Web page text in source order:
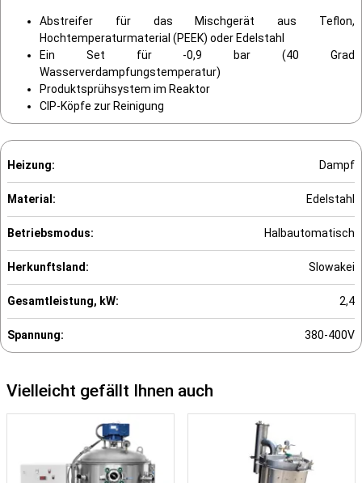
Abstreifer für das Mischgerät aus Teflon,
Hochtemperaturmaterial (PEEK) oder Edelstahl
Ein Set für -0,9 bar (40 Grad
Wasserverdampfungstemperatur)
Produktsprühsystem im Reaktor
CIP-Köpfe zur Reinigung
Heizung: Dampf
Material: Edelstahl
Betriebsmodus: Halbautomatisch
Herkunftsland: Slowakei
Gesamtleistung, kW: 2,4
Spannung: 380-400V
Vielleicht gefällt Ihnen auch